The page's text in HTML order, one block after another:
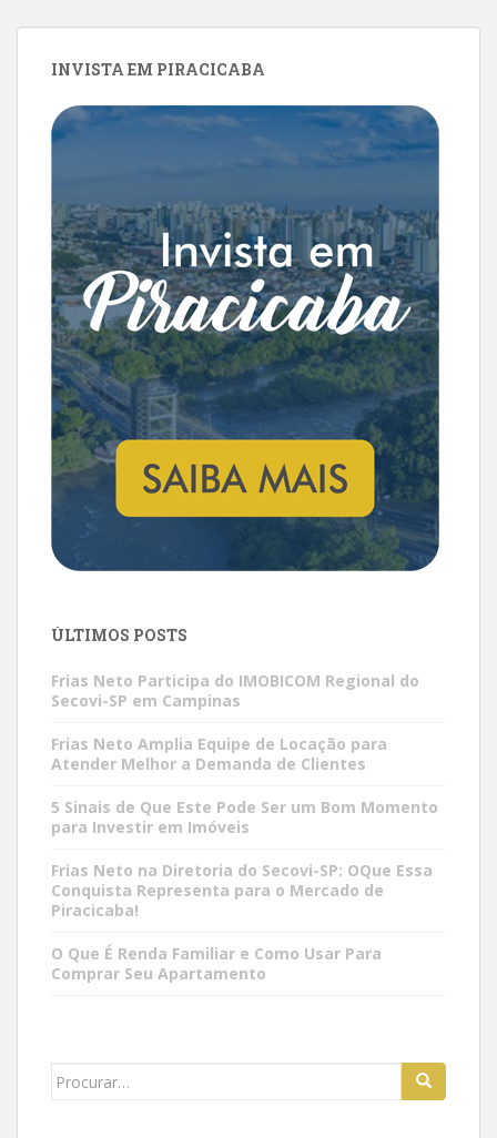
INVISTA EM PIRACICABA
ÚLTIMOS POSTS
Frias Neto Participa do IMOBICOM Regional do
Secovi-SP em Campinas
Frias Neto Amplia Equipe de Locação para
Atender Melhor a Demanda de Clientes
5 Sinais de Que Este Pode Ser um Bom Momento
para Investir em Imóveis
Frias Neto na Diretoria do Secovi-SP: OQue Essa
Conquista Representa para o Mercado de
Piracicaba!
O Que É Renda Familiar e Como Usar Para
Comprar Seu Apartamento
Search